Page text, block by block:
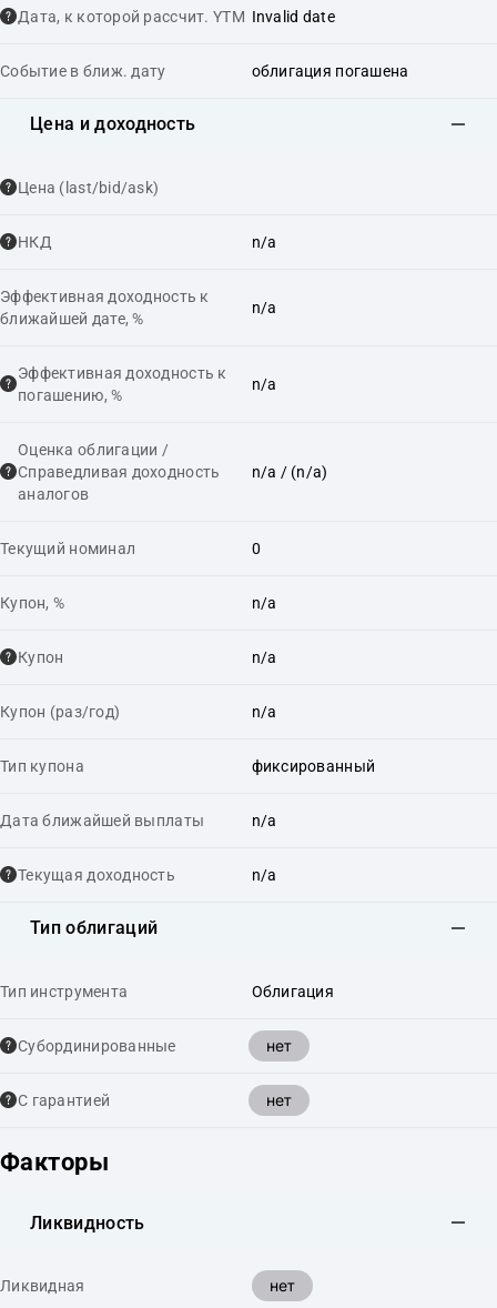
Дата, к которой рассчит. YTM Invalid date
Событие в ближ. дату облигация погашена
Цена и доходность
Цена (last/bid/ask)
НКД n/a
Эффективная доходность к
ближайшей дате, %
n/a
Эффективная доходность к
погашению, %
n/a
Оценка облигации /
Справедливая доходность
аналогов
n/a / (n/a)
Текущий номинал 0
Купон, % n/a
Купон n/a
Купон (раз/год) n/a
Тип купона фиксированный
Дата ближайшей выплаты n/a
Текущая доходность n/a
Тип облигаций
Тип инструмента Облигация
Cубординированные нет
С гарантией нет
Факторы
Ликвидность
Ликвидная нет